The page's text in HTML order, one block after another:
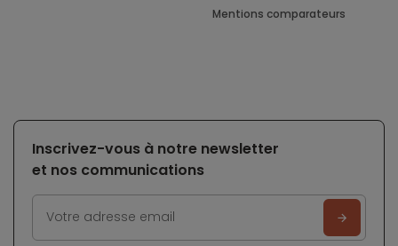
Mentions comparateurs
Inscrivez-vous à notre newsletter
et nos communications